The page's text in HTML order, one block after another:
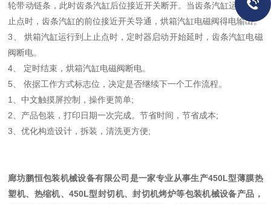
轮带动链条，此时齿条汽缸后位接近开关断开。当齿条汽缸运行到上
止点时，齿条汽缸的前位接近开关导通，烘箱汽缸电磁阀得电输出。
3、 烘箱汽缸运行到上止点时，定时器启动开始延时，齿条汽缸电磁
阀断电。
4、 定时结束，烘箱汽缸电磁阀断电。
5、 依据工作方式标志位，决定是否继续下一个工作流程。
1、中文触摸屏控制，操作更简单;
2、产品包装，打印日期一次完成。节省时间，节省成本;
3、优化构造设计，拆装，清洗更方便;
廊坊鹏恒包装机械设备有限公司是一家专业从事生产450L型薄膜热
塑机、热缩机、450L型封切机、封切机烤炉等包装机械设备产品，